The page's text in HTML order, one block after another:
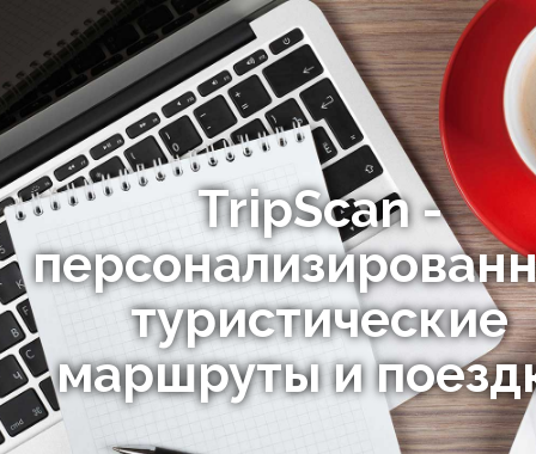
TripScan -
туристические
маршруты и